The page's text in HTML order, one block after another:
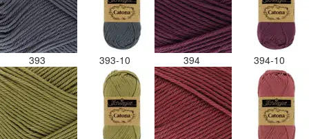
393 393-10 394 394-10